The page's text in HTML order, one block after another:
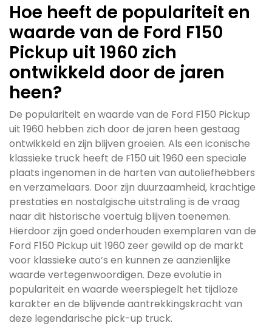
Hoe heeft de populariteit en
waarde van de Ford F150
Pickup uit 1960 zich
ontwikkeld door de jaren
heen?
De populariteit en waarde van de Ford F150 Pickup
uit 1960 hebben zich door de jaren heen gestaag
ontwikkeld en zijn blijven groeien. Als een iconische
klassieke truck heeft de F150 uit 1960 een speciale
plaats ingenomen in de harten van autoliefhebbers
en verzamelaars. Door zijn duurzaamheid, krachtige
prestaties en nostalgische uitstraling is de vraag
naar dit historische voertuig blijven toenemen.
Hierdoor zijn goed onderhouden exemplaren van de
Ford F150 Pickup uit 1960 zeer gewild op de markt
voor klassieke auto’s en kunnen ze aanzienlijke
waarde vertegenwoordigen. Deze evolutie in
populariteit en waarde weerspiegelt het tijdloze
karakter en de blijvende aantrekkingskracht van
deze legendarische pick-up truck.